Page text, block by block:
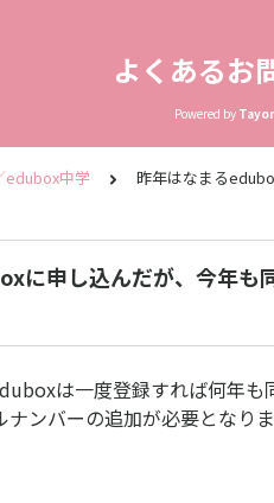
よくあるお
Powered by
edubox中学 昨年はなまる
に申し込んだが、今年も
は一度登録すれば何年
ンバーの追加が必要となりま